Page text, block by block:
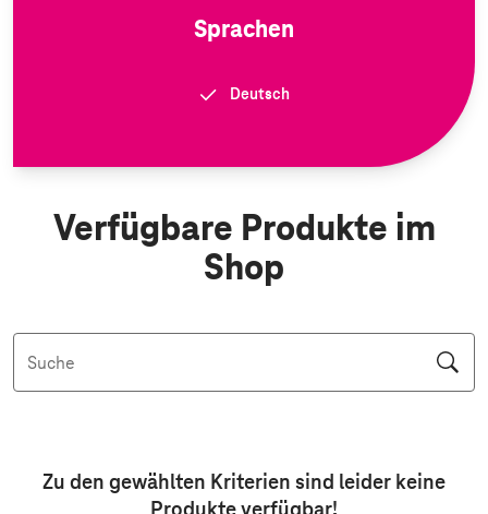
Sprachen
Deutsch
Verfügbare Produkte im
Shop
Suche
Zu den gewählten Kriterien sind leider keine